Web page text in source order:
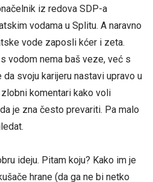
iz redova SDP-a
vodama u Splitu. A naravno
vode zaposli kćer i zeta.
vodom nema baš veze, već s
svoju karijeru nastavi upravo u
komentari kako voli
je zna često prevariti. Pa malo
ideju. Pitam koju? Kako im je
hrane (da ga ne bi netko